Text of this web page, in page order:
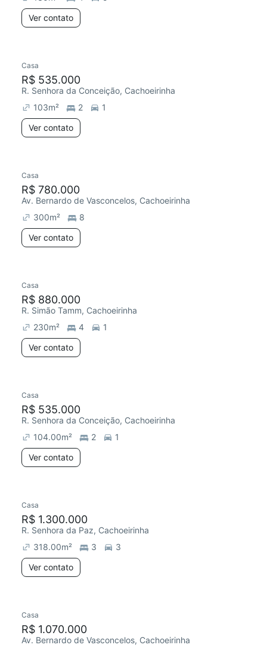
Ver contato
Casa
R$ 535.000
R. Senhora da Conceição, Cachoeirinha
103m² 2
1
Ver contato
Casa
R$ 780.000
Av. Bernardo de Vasconcelos, Cachoeirinha
300m²
8
Ver contato
Casa
R$ 880.000
R. Simão Tamm, Cachoeirinha
230m² 4
1
Ver contato
Casa
R$ 535.000
R. Senhora da Conceição, Cachoeirinha
104.00m² 2
1
Ver contato
Casa
R$ 1.300.000
R. Senhora da Paz, Cachoeirinha
318.00m² 3
3
Ver contato
Casa
R$ 1.070.000
Av. Bernardo de Vasconcelos, Cachoeirinha